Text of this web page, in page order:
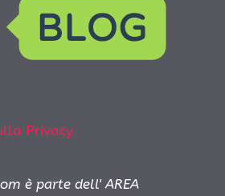
Privacy
è parte dell' AREA